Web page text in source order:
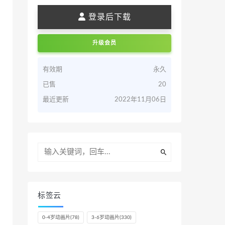
登录后下载
升级会员
有效期 永久
已售 20
最近更新 2022年11月06日
标签云
0-4岁动画片(78) 3-6岁动画片(330)